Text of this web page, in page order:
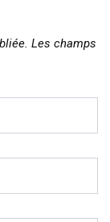
Les champs